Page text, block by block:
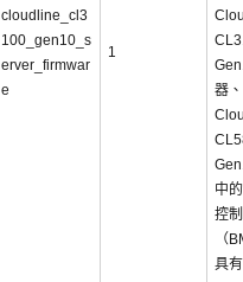
cloudline_cl3
100_gen10_s
erver_firmwar
e
1
器
中
控
（
具